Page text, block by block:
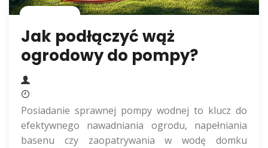
Jak podłączyć wąż
ogrodowy do pompy?
Posiadanie sprawnej pompy wodnej to klucz do
efektywnego nawadniania ogrodu, napełniania
basenu czy zaopatrywania w wodę domku